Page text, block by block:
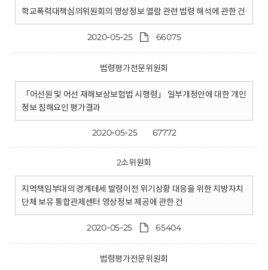
학교폭력대책심의위원회의 영상정보 열람 관련 법령 해석에 관한 건
2020-05-25 66075
법령평가전문위원회
「어선원 및 어선 재해보상보험법 시행령」 일부개정안에 대한 개인
정보 침해요인 평가결과
2020-05-25 67772
2소위원회
지역책임부대의 경계테세 발령이전 위기상황 대응을 위한 지방자치
단체 보유 통합관제센터 영상정보 제공에 관한 건
2020-05-25 65404
법령평가전문위원회